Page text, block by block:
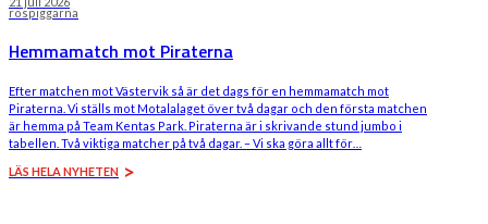
rospiggarna
Hemmamatch mot Piraterna
Efter matchen mot Västervik så är det dags för en hemmamatch mot
Piraterna. Vi ställs mot Motalalaget över två dagar och den första matchen
är hemma på Team Kentas Park. Piraterna är i skrivande stund jumbo i
tabellen. Två viktiga matcher på två dagar. – Vi ska göra allt för…
LÄS HELA NYHETEN